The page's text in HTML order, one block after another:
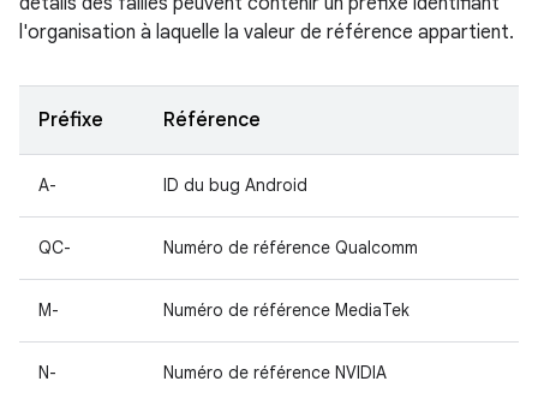
l'organisation à laquelle la valeur de référence appartient.
Préfixe Référence
A- ID du bug Android
QC- Numéro de référence Qualcomm
M- Numéro de référence MediaTek
N- Numéro de référence NVIDIA